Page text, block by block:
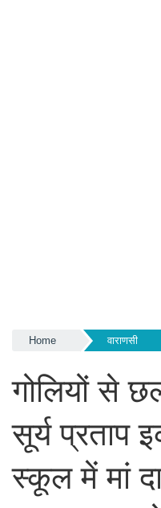
Home वाराणसी
गोलियों से
सूर्य प्रताप
स्कूल में मां